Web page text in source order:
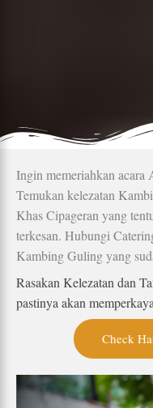
Ingin memeriahkan acara
Temukan kelezatan
Khas Cipageran yang
terkesan. Hubungi
Kambing Guling yang
Rasakan Kelezatan dan
pastinya akan
Check